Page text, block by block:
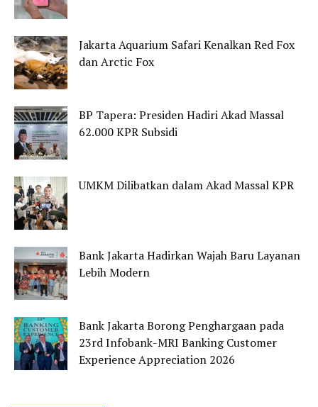
Jakarta Aquarium Safari Kenalkan Red Fox
dan Arctic Fox
BP Tapera: Presiden Hadiri Akad Massal
62.000 KPR Subsidi
UMKM Dilibatkan dalam Akad Massal KPR
Bank Jakarta Hadirkan Wajah Baru Layanan
Lebih Modern
Bank Jakarta Borong Penghargaan pada
23rd Infobank-MRI Banking Customer
Experience Appreciation 2026